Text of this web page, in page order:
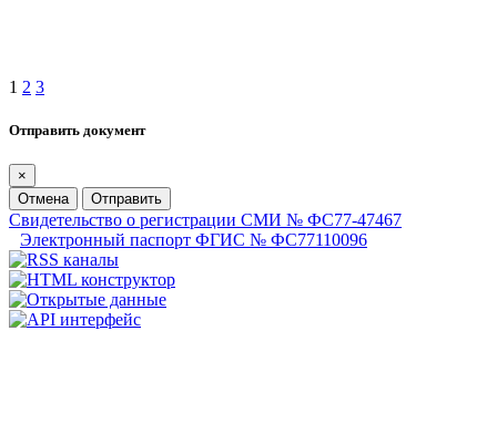
1 2 3
Отправить документ
×
Отмена
Отправить
Свидетельство о регистрации СМИ № ФС77-47467
Электронный паспорт ФГИС № ФС77110096